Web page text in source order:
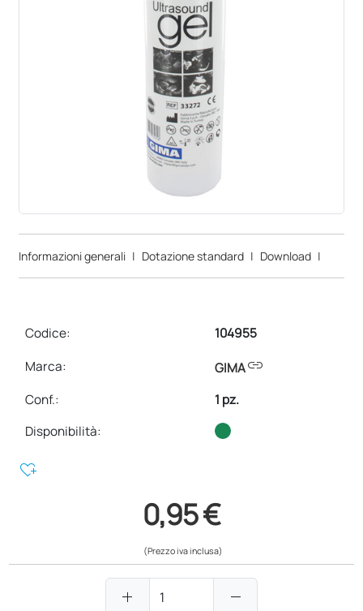
Informazioni generali | Dotazione standard | Download |
Codice:
104955
Marca:
GIMAlink
Conf.:
1 pz.
Disponibilità:
heart_plus
0,95 €
(Prezzo iva inclusa)
add remove